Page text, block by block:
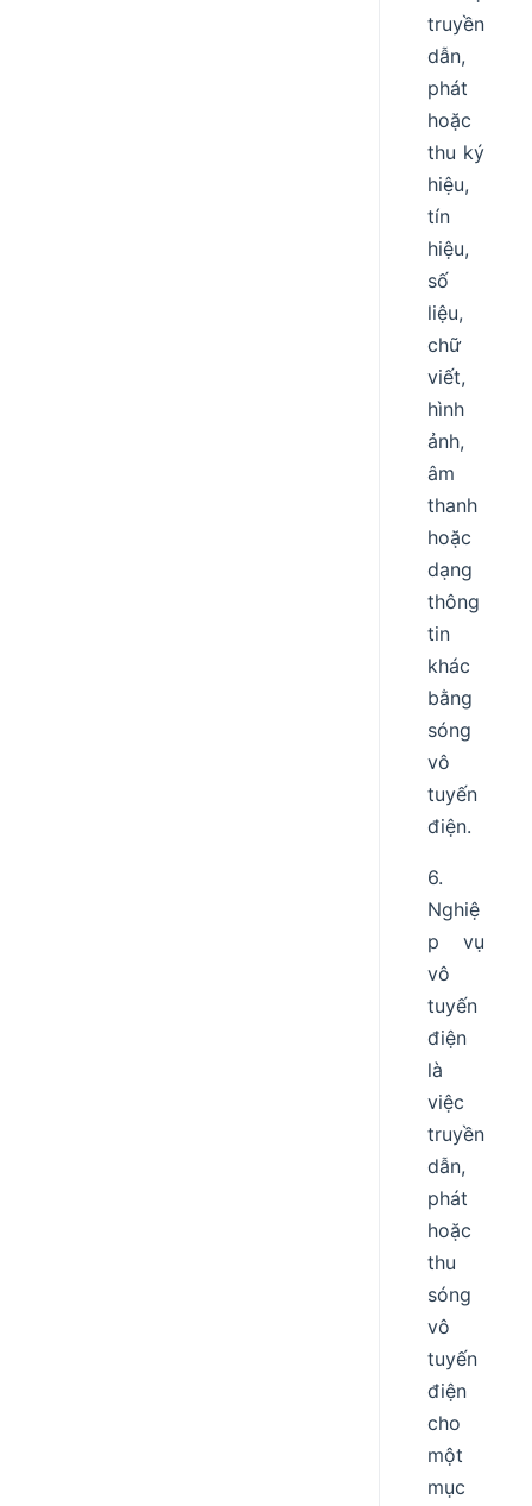
truyền
dẫn,
phát
hoặc
thu ký
hiệu,
tín
hiệu,
số
liệu,
chữ
viết,
hình
ảnh,
âm
thanh
hoặc
dạng
thông
tin
khác
bằng
sóng
vô
tuyến
điện.
6.
Nghiệ
p vụ
vô
tuyến
điện
là
việc
truyền
dẫn,
phát
hoặc
thu
sóng
vô
tuyến
điện
cho
một
mục